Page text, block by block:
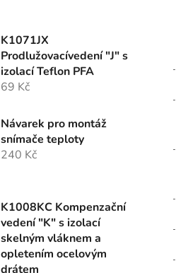
K1071JX
Prodlužovacívedení "J" s
izolací Teflon PFA
69 Kč
Návarek pro montáž
snímače teploty
240 Kč
K1008KC Kompenzační
vedení "K" s izolací
skelným vláknem a
opletením ocelovým
drátem